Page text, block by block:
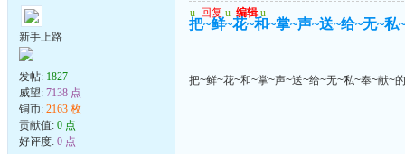
新手上路
发帖: 1827
威望: 7138 点
铜币: 2163 枚
贡献值: 0 点
好评度: 0 点
u 回复 u 编辑 u
把~鲜~花~和~掌~声~送~给~无~私
把~鲜~花~和~掌~声~送~给~无~私~奉~献~